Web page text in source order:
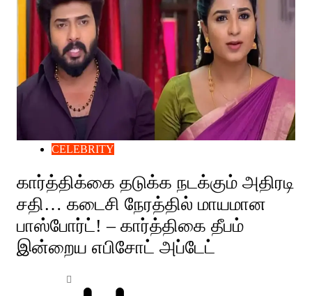
CELEBRITY
கார்த்திக்கை தடுக்க நடக்கும் அதிரடி
சதி… கடைசி நேரத்தில் மாயமான
பாஸ்போர்ட்! – கார்த்திகை தீபம்
இன்றைய எபிசோட் அப்டேட்